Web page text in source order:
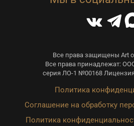
Все права защищены Art
Все права принадлежат:
серия ЛО-1 №00168
Политика
Соглашение на обработку
Политика